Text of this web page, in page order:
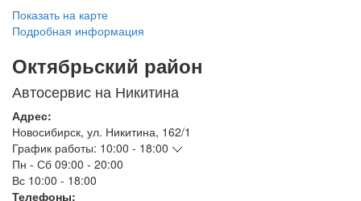
Показать на карте
Подробная информация
Октябрьский район
Автосервис на Никитина
Адрес:
Новосибирск, ул. Никитина, 162/1
График работы: 10:00 - 18:00
Пн - Сб 09:00 - 20:00
Вс 10:00 - 18:00
Телефоны: